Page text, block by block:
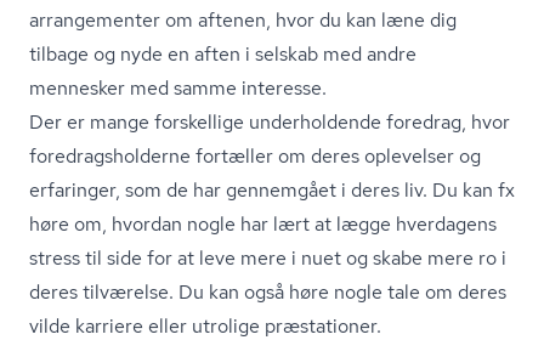
arrangementer om aftenen, hvor du kan læne dig
tilbage og nyde en aften i selskab med andre
mennesker med samme interesse.
Der er mange forskellige underholdende foredrag, hvor
fored­rags­hol­der­ne fortæller om deres oplevelser og
erfaringer, som de har gennemgået i deres liv. Du kan fx
høre om, hvordan nogle har lært at lægge hverdagens
stress til side for at leve mere i nuet og skabe mere ro i
deres tilværelse. Du kan også høre nogle tale om deres
vilde karriere eller utrolige præstationer.